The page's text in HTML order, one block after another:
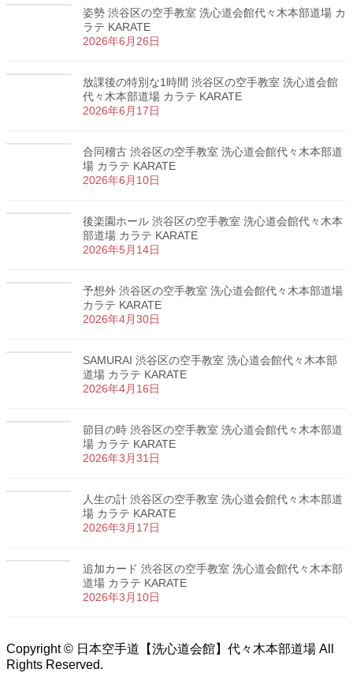
姿勢 渋谷区の空手教室 洗心道会館代々木本部道場 カ
ラテ KARATE
2026年6月26日
放課後の特別な1時間 渋谷区の空手教室 洗心道会館
代々木本部道場 カラテ KARATE
2026年6月17日
合同稽古 渋谷区の空手教室 洗心道会館代々木本部道
場 カラテ KARATE
2026年6月10日
後楽園ホール 渋谷区の空手教室 洗心道会館代々木本
部道場 カラテ KARATE
2026年5月14日
予想外 渋谷区の空手教室 洗心道会館代々木本部道場
カラテ KARATE
2026年4月30日
SAMURAI 渋谷区の空手教室 洗心道会館代々木本部
道場 カラテ KARATE
2026年4月16日
節目の時 渋谷区の空手教室 洗心道会館代々木本部道
場 カラテ KARATE
2026年3月31日
人生の計 渋谷区の空手教室 洗心道会館代々木本部道
場 カラテ KARATE
2026年3月17日
追加カード 渋谷区の空手教室 洗心道会館代々木本部
道場 カラテ KARATE
2026年3月10日
Copyright © 日本空手道【洗心道会館】代々木本部道場 All
Rights Reserved.